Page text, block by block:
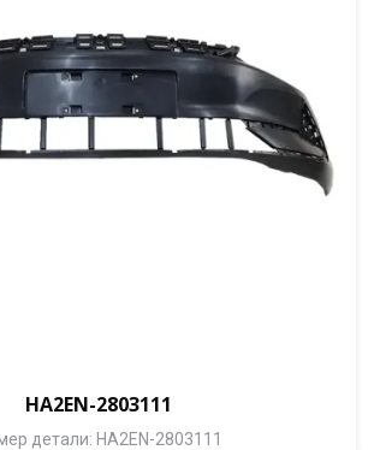
HA2EN-2803111
детали: HA2EN-2803111